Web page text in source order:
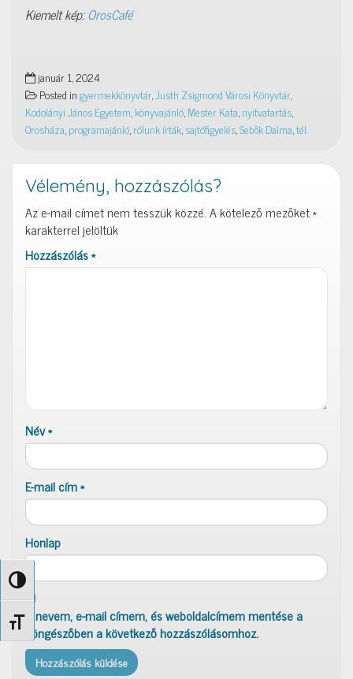
Nagy kontraszt váltása
Betűméret váltása
Kiemelt kép:OrosCafé
január 1, 2024
Posted ingyermekkönyvtár,Justh Zsigmond Városi Könyvtár,
Kodolányi János Egyetem,könyvajánló,Mester Kata,nyitvatartás,
Orosháza,programajánló,rólunk írták,sajtófigyelés,Sebők Dalma,tél
Vélemény, hozzászólás?
Az e-mail címet nem tesszük közzé.A kötelező mezőket*
karakterrel jelöltük
Hozzászólás*
Név*
E-mail cím*
Honlap
A nevem, e-mail címem, és weboldalcímem mentése a
böngészőben a következő hozzászólásomhoz.